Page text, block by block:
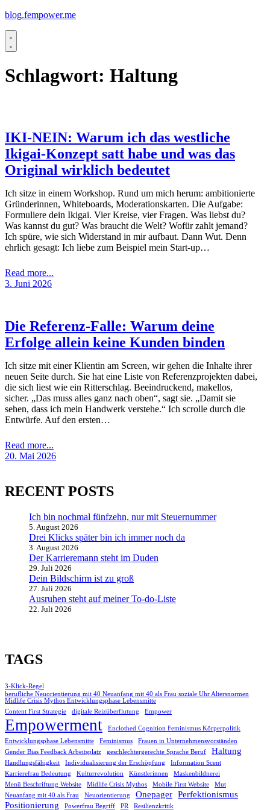
Skip
content
blog.fempower.me
Menu
Schlagwort: Haltung
IKI-NEIN: Warum ich das westliche
Ikigai-Konzept satt habe und was das
Original wirklich bedeutet
Ich sitze in einem Workshop. Rund um mich herum: ambitionierte
Gründerinnen, Whiteboards, Moderationskarten. Die Aufgabe:
Formuliere dein Ikigai. Vier Kreise, vier Fragen. Was liebst du?
Was kannst du gut? Was braucht die Welt? Wofür zahlt jemand?
Ich spüre, wie sich Widerstand in mir aufbaut. Dann Wut. Denn
ehrlich gesagt: Ich liebe zum Beispiel mein Start-up…
Read more...
3. Juni 2026
Die Referenz-Falle: Warum deine
Erfolge allein keine Kunden binden
Ich sitze mit einer Klientin am Screen, wir gehen die Inhalte ihrer
neuen Seite durch. Sie hat eine Liste von Referenzprojekten dabei,
die sich liest wie ein Ritterschlag. Beeindruckend, makellos,
sicher. „Das muss alles ganz nach oben“, sagt sie. „Damit sie
sehen, dass ich mein Handwerk verstehe.“ Ich scrolle durch die
Entwürfe. Auf den ersten…
Read more...
20. Mai 2026
RECENT POSTS
Ich bin nochmal fünfzehn, nur mit Steuernummer
5. August 2026
Drei Klicks später bin ich immer noch da
3. August 2026
Der Karrieremann steht im Duden
29. Juli 2026
Dein Bildschirm ist zu groß
27. Juli 2026
Ausruhen steht auf meiner To-do-Liste
22. Juli 2026
TAGS
3-Klick-Regel
berufliche Neuorientierung mit 40 Neuanfang mit 40 als Frau soziale Uhr Altersnormen
Midlife Crisis Mythos Entwicklungsphase Lebensmitte
Content First Strategie
digitale Reizüberflutung Empower
Empowerment
Enclothed Cognition Feminismus Körperpolitik
Entwicklungsphase Lebensmitte
Feminismus
Frauen in Unternehmensvorständen
Gender Bias Feedback Arbeitsplatz
geschlechtergerechte Sprache Beruf Haltung
Handlungsfähigkeit Individualisierung der Erschöpfung
Information Scent
Karrierefrau Bedeutung
Kulturrevolution Künstlerinnen
Maskenbildnerei
Menü Beschriftung Website
Midlife Crisis Mythos Mobile First Website
Mut
Neuanfang mit 40 als Frau
Neuorientierung Onepager Perfektionismus
Positionierung
Powerfrau Begriff PR Resilienzkritik